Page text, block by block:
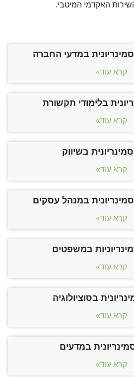
האקדמי המיטבי.
במדעי החברה
קרא עוד»
בלימודי תקשורת
קרא עוד»
בשיווק
קרא עוד»
במנהל עסקים
קרא עוד»
במשפטים
קרא עוד»
בסוציולוגיה
קרא עוד»
במדעים
קרא עוד»